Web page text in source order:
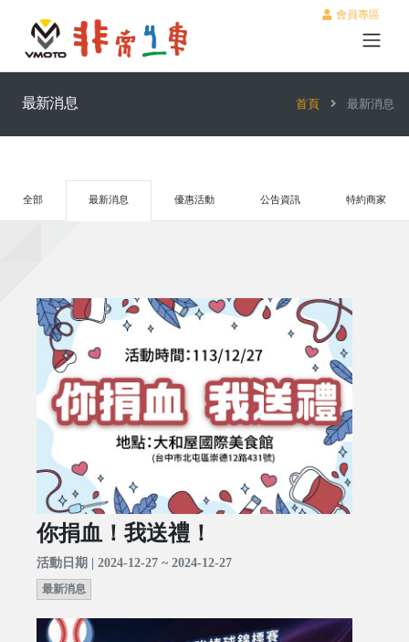
會員專區
最新消息 首頁 最新消息
全部 最新消息 優惠活動 公告資訊 特約商家
你捐血！我送禮！
活動日期 | 2024-12-27 ~ 2024-12-27
最新消息